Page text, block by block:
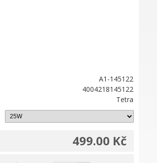
A1-145122
4004218145122
Tetra
499.00 Kč